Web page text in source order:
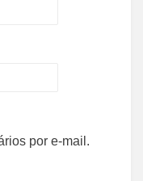
por e-mail.